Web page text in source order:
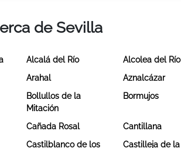
de Sevilla
Alcalá del Río
Alcolea del Río
Arahal
Aznalcázar
Bollullos de la
Mitación
Bormujos
Cañada Rosal
Cantillana
Castilblanco de los
Castilleja de la